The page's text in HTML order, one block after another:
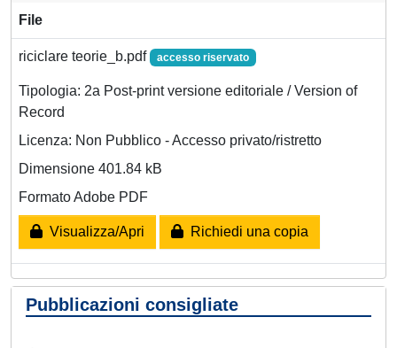
File
riciclare teorie_b.pdf accesso riservato
Tipologia: 2a Post-print versione editoriale / Version of
Record
Licenza: Non Pubblico - Accesso privato/ristretto
Dimensione 401.84 kB
Formato Adobe PDF
Visualizza/Apri Richiedi una copia
Pubblicazioni consigliate